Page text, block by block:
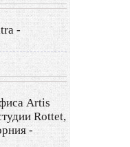
-
Artis
Rottet,
-